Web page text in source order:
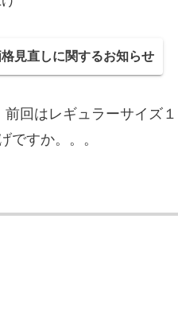
格見直しに関するお知らせ
回はレギュラーサイズ
ですか。。。